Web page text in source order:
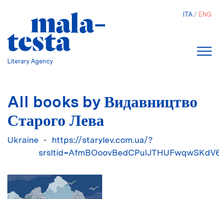
Literary Agency
ITA ENG
All books by Видавництво
Старого Лева
Ukraine
https://starylev.com.ua/?